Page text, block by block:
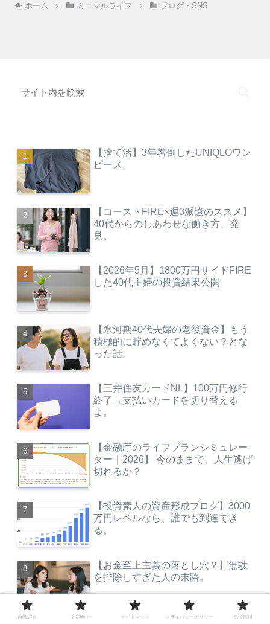
ホーム ミニマルライフ ブログ・SNS
【捨て活】3年着倒したUNIQLOワン
ピース。
【コーストFIRE×週3派遣のススメ】
40代からのしあわせな働き方、発
見。
【2026年5月】1800万円サイドFIRE
した40代主婦の投資結果公開
【氷河期40代夫婦の老後資金】もう
積極的に貯めなくてよくない？とな
った話。
【三井住友カードNL】100万円修行
終了→支払いカードを切り替える
よ。
【金融庁のライフプランシミュレー
ター｜2026】 今のままで、人生逃げ
切れるか？
【投資素人の資産形成ブログ】3000
万円レベルなら、誰でも到達でき
る。
【お金至上主義の落とし穴？】無駄
を排除しすぎた人の末路。
自己紹介 お問合せ サイトマップ プライバシーポリシー 免責事項